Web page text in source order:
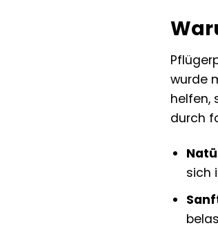
wurde
helfen,
durch
sich